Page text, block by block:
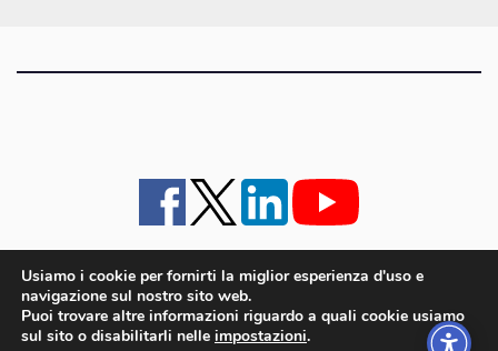
iMagazine · contatti e staff · lavora con noi
Cookie policy UE
Usiamo i cookie per fornirti la miglior esperienza d'uso e
navigazione sul nostro sito web.
Puoi trovare altre informazioni riguardo a quali cookie usiamo
sul sito o disabilitarli nelle impostazioni.